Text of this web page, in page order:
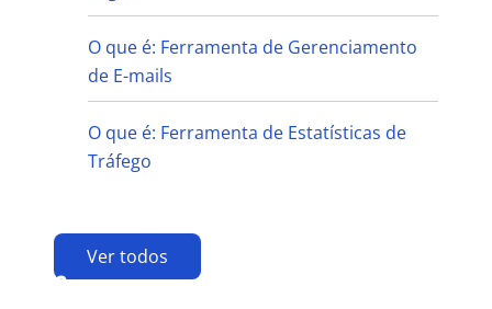
O que é: Ferramenta de Gerenciamento
de E-mails
O que é: Ferramenta de Estatísticas de
Tráfego
Ver todos
G